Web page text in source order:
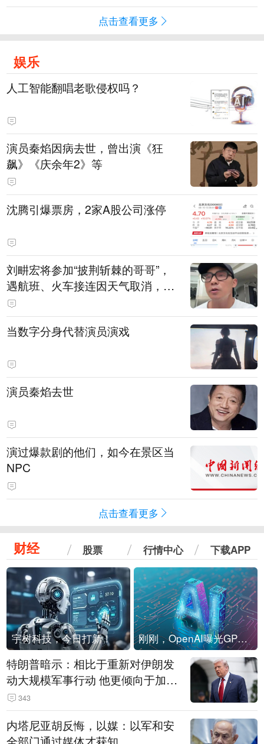
点击查看更多
娱乐
人工智能翻唱老歌侵权吗？
演员秦焰因病去世，曾出演《狂
飙》《庆余年2》等
沈腾引爆票房，2家A股公司涨停
刘畊宏将参加“披荆斩棘的哥哥”，
遇航班、火车接连因天气取消，本
人回应：录节目太披荆斩棘了，还
得先乘风破浪
当数字分身代替演员演戏
演员秦焰去世
演过爆款剧的他们，如今在景区当
NPC
点击查看更多
财经 股票 行情中心 下载APP
宇树科技，今日打新！ 刚刚，OpenAI曝光GPT-6！传10万亿参数，8月强行发布
特朗普暗示：相比于重新对伊朗发
动大规模军事行动 他更倾向于加大
经济施压
343
内塔尼亚胡反悔，以媒：以军和安